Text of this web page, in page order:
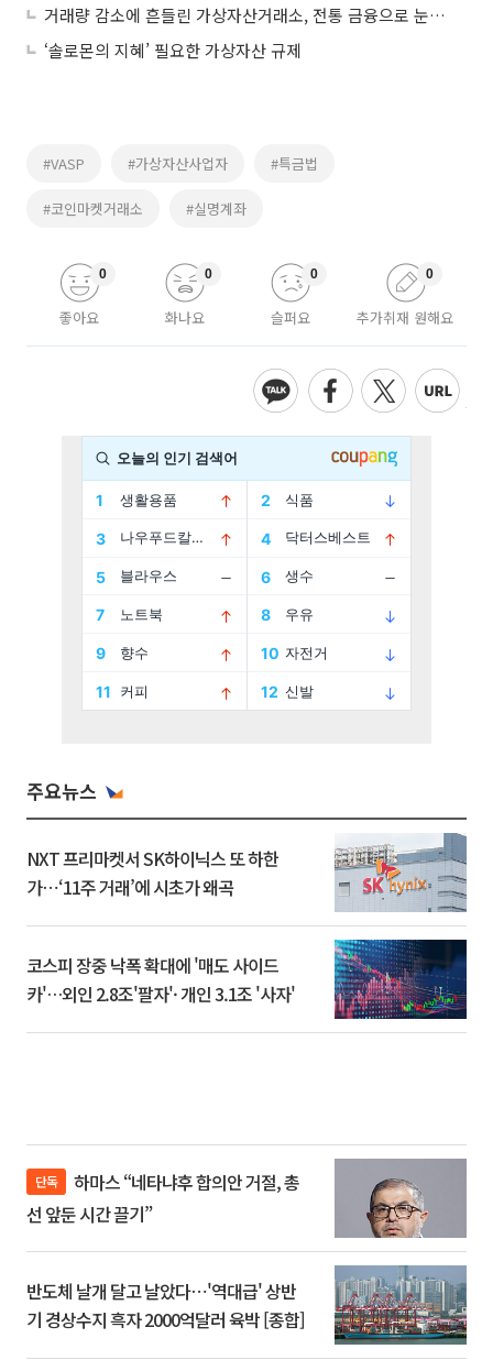
거래량 감소에 흔들린 가상자산거래소, 전통 금융으로 눈 돌린다
‘솔로몬의 지혜’ 필요한 가상자산 규제
#VASP #가상자산사업자 #특금법
#코인마켓거래소 #실명계좌
좋아요
0
화나요
0
슬퍼요
0
추가취재 원해요
0
주요뉴스
NXT 프리마켓서 SK하이닉스 또 하한
가⋯‘11주 거래’에 시초가 왜곡
코스피 장중 낙폭 확대에 '매도 사이드
카'…외인 2.8조'팔자'· 개인 3.1조 '사자'
단독
선 앞둔 시간 끌기”
반도체 날개 달고 날았다⋯'역대급' 상반
기 경상수지 흑자 2000억달러 육박 [종합]